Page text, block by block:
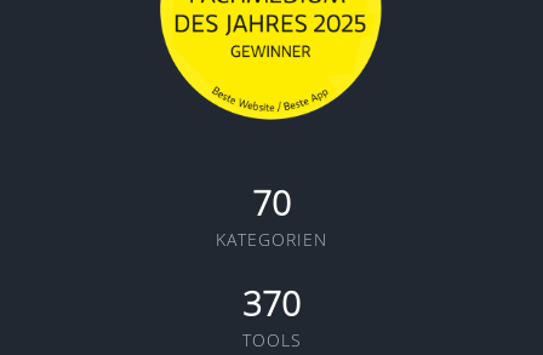
70
KATEGORIEN
370
TOOLS